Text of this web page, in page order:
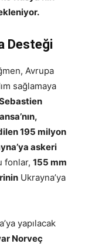
Desteği
Avrupa
sağlamaya
195 milyon
askeri
fonlar, 155 mm
Ukrayna’ya
yapılacak
Norveç